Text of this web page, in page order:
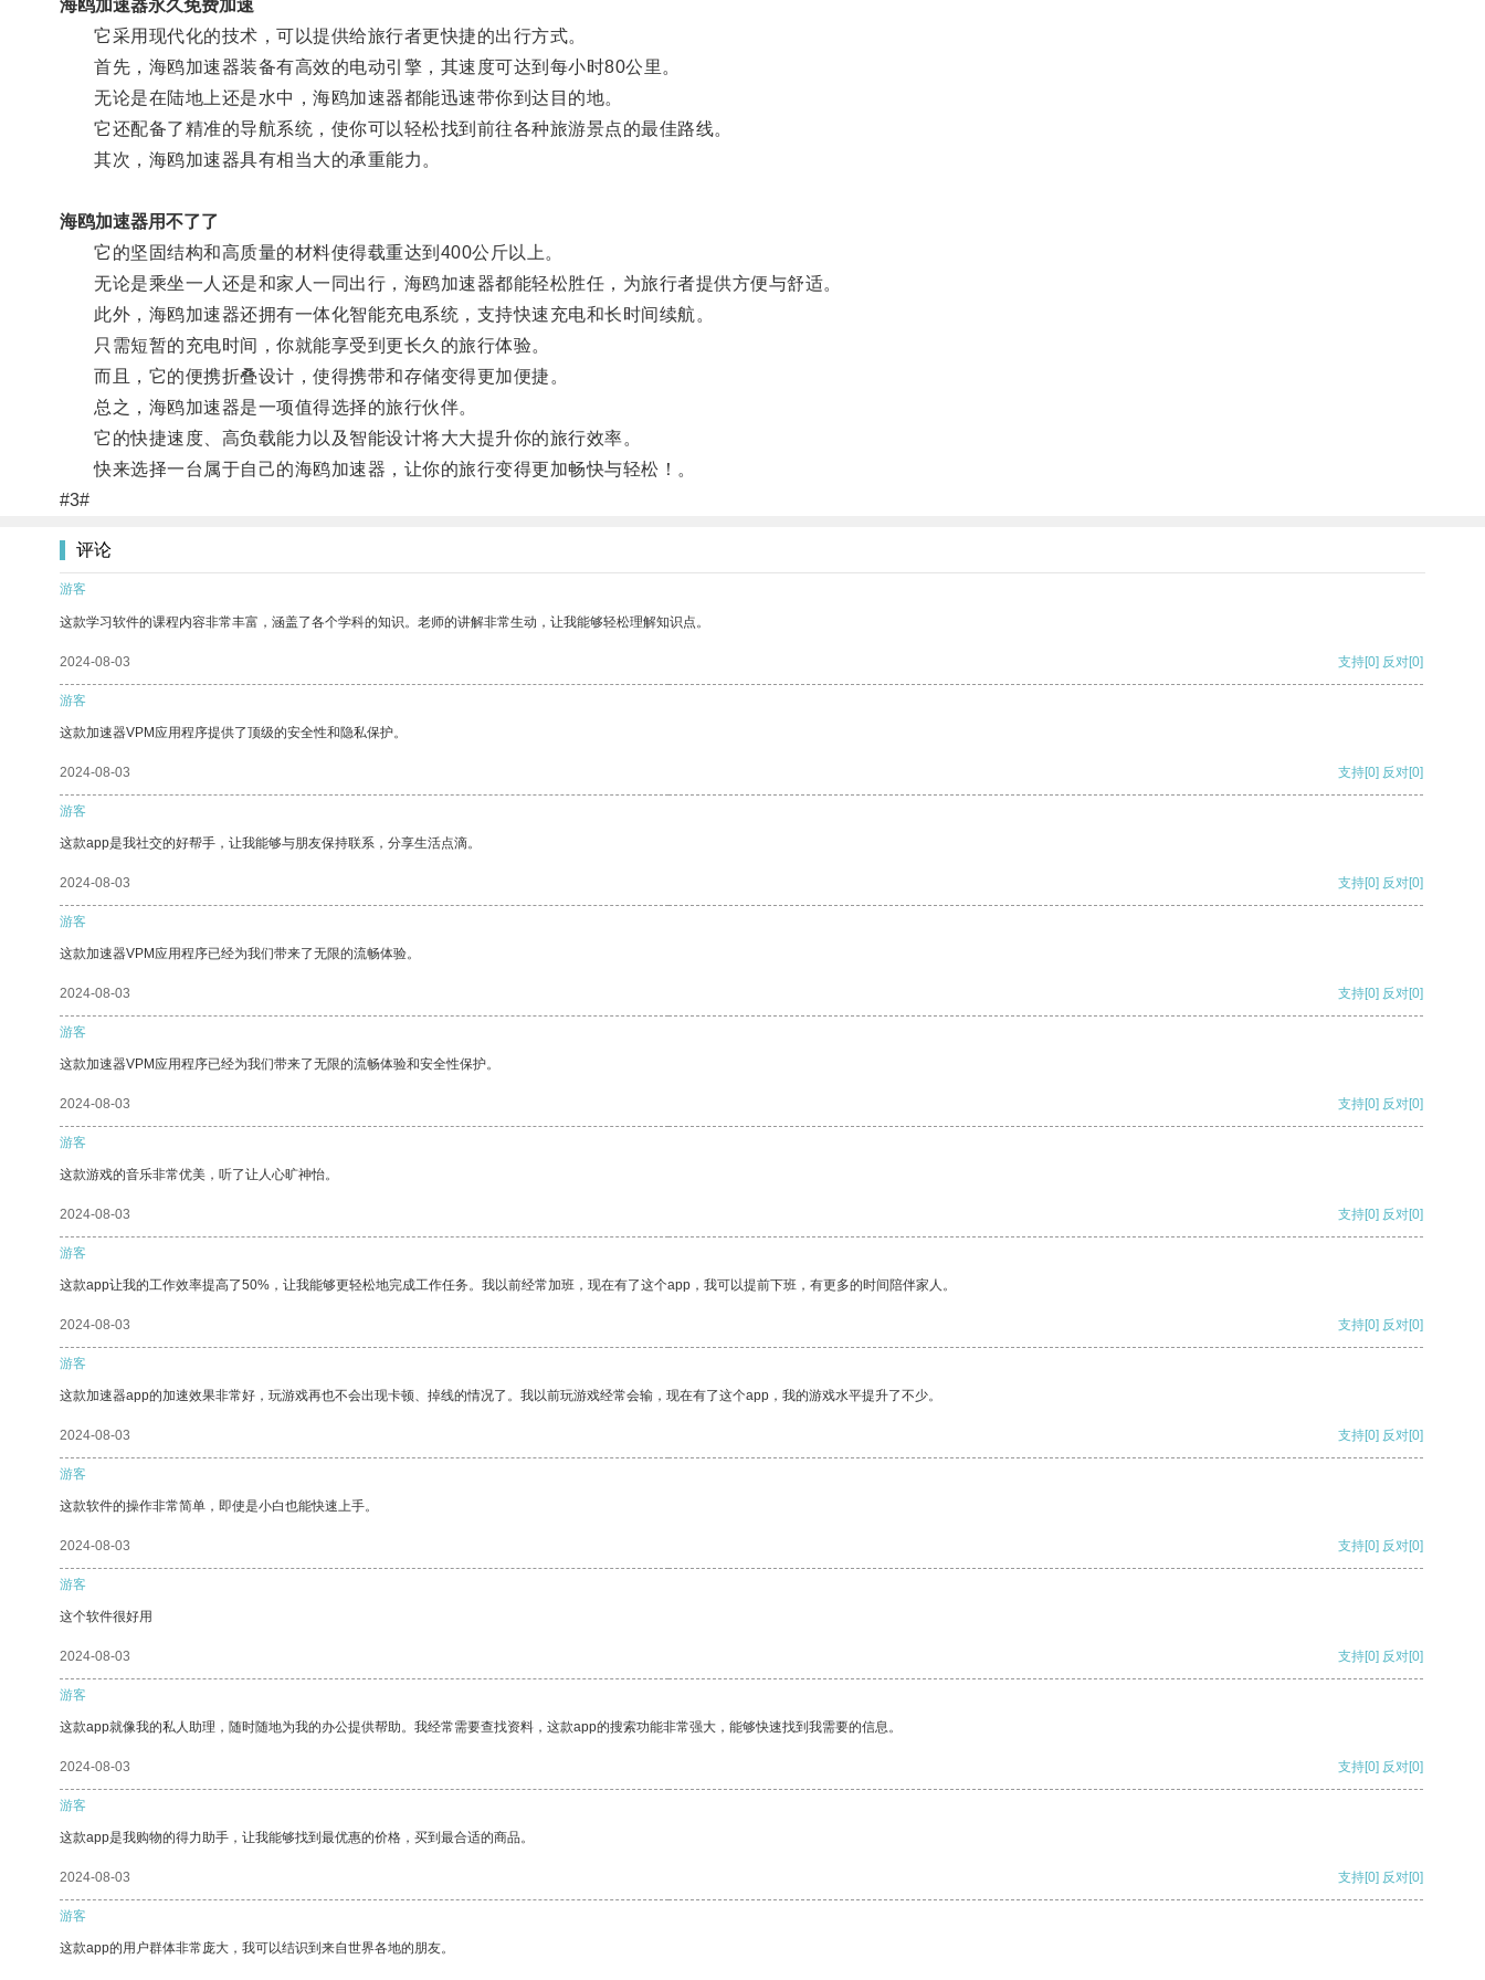
海鸥加速器永久免费加速
它采用现代化的技术，可以提供给旅行者更快捷的出行方式。
首先，海鸥加速器装备有高效的电动引擎，其速度可达到每小时80公里。
无论是在陆地上还是水中，海鸥加速器都能迅速带你到达目的地。
它还配备了精准的导航系统，使你可以轻松找到前往各种旅游景点的最佳路线。
其次，海鸥加速器具有相当大的承重能力。
海鸥加速器用不了了
它的坚固结构和高质量的材料使得载重达到400公斤以上。
无论是乘坐一人还是和家人一同出行，海鸥加速器都能轻松胜任，为旅行者提供方便与舒适。
此外，海鸥加速器还拥有一体化智能充电系统，支持快速充电和长时间续航。
只需短暂的充电时间，你就能享受到更长久的旅行体验。
而且，它的便携折叠设计，使得携带和存储变得更加便捷。
总之，海鸥加速器是一项值得选择的旅行伙伴。
它的快捷速度、高负载能力以及智能设计将大大提升你的旅行效率。
快来选择一台属于自己的海鸥加速器，让你的旅行变得更加畅快与轻松！。
#3#
评论
游客
这款学习软件的课程内容非常丰富，涵盖了各个学科的知识。老师的讲解非常生动，让我能够轻松理解知识点。
2024-08-03 支持[0] 反对[0]
游客
这款加速器VPM应用程序提供了顶级的安全性和隐私保护。
2024-08-03 支持[0] 反对[0]
游客
这款app是我社交的好帮手，让我能够与朋友保持联系，分享生活点滴。
2024-08-03 支持[0] 反对[0]
游客
这款加速器VPM应用程序已经为我们带来了无限的流畅体验。
2024-08-03 支持[0] 反对[0]
游客
这款加速器VPM应用程序已经为我们带来了无限的流畅体验和安全性保护。
2024-08-03 支持[0] 反对[0]
游客
这款游戏的音乐非常优美，听了让人心旷神怡。
2024-08-03 支持[0] 反对[0]
游客
这款app让我的工作效率提高了50%，让我能够更轻松地完成工作任务。我以前经常加班，现在有了这个app，我可以提前下班，有更多的时间陪伴家人。
2024-08-03 支持[0] 反对[0]
游客
这款加速器app的加速效果非常好，玩游戏再也不会出现卡顿、掉线的情况了。我以前玩游戏经常会输，现在有了这个app，我的游戏水平提升了不少。
2024-08-03 支持[0] 反对[0]
游客
这款软件的操作非常简单，即使是小白也能快速上手。
2024-08-03 支持[0] 反对[0]
游客
这个软件很好用
2024-08-03 支持[0] 反对[0]
游客
这款app就像我的私人助理，随时随地为我的办公提供帮助。我经常需要查找资料，这款app的搜索功能非常强大，能够快速找到我需要的信息。
2024-08-03 支持[0] 反对[0]
游客
这款app是我购物的得力助手，让我能够找到最优惠的价格，买到最合适的商品。
2024-08-03 支持[0] 反对[0]
游客
这款app的用户群体非常庞大，我可以结识到来自世界各地的朋友。